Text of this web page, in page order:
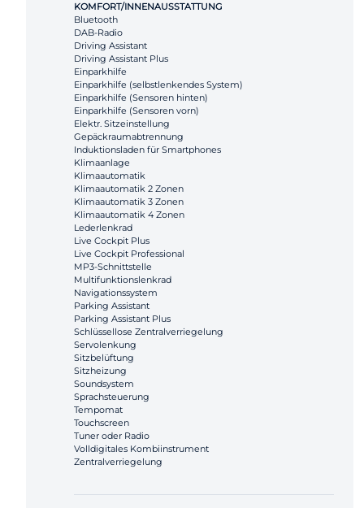
KOMFORT/INNENAUSSTATTUNG
Bluetooth
DAB-Radio
Driving Assistant
Driving Assistant Plus
Einparkhilfe
Einparkhilfe (selbstlenkendes System)
Einparkhilfe (Sensoren hinten)
Einparkhilfe (Sensoren vorn)
Elektr. Sitzeinstellung
Gepäckraumabtrennung
Induktionsladen für Smartphones
Klimaanlage
Klimaautomatik
Klimaautomatik 2 Zonen
Klimaautomatik 3 Zonen
Klimaautomatik 4 Zonen
Lederlenkrad
Live Cockpit Plus
Live Cockpit Professional
MP3-Schnittstelle
Multifunktionslenkrad
Navigationssystem
Parking Assistant
Parking Assistant Plus
Schlüssellose Zentralverriegelung
Servolenkung
Sitzbelüftung
Sitzheizung
Soundsystem
Sprachsteuerung
Tempomat
Touchscreen
Tuner oder Radio
Volldigitales Kombiinstrument
Zentralverriegelung